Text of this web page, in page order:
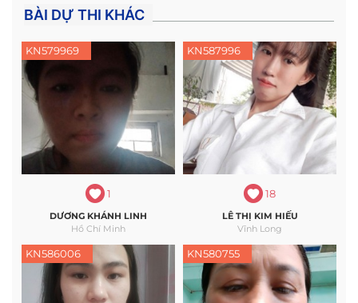
BÀI DỰ THI KHÁC
KN579969
1
DƯƠNG KHÁNH LINH
Hồ Chí Minh
KN587996
18
LÊ THỊ KIM HIẾU
Vĩnh Long
KN586006 KN580755